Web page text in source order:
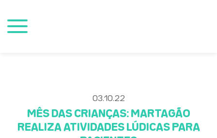
03.10.22
MÊS DAS CRIANÇAS: MARTAGÃO
REALIZA ATIVIDADES LÚDICAS PARA